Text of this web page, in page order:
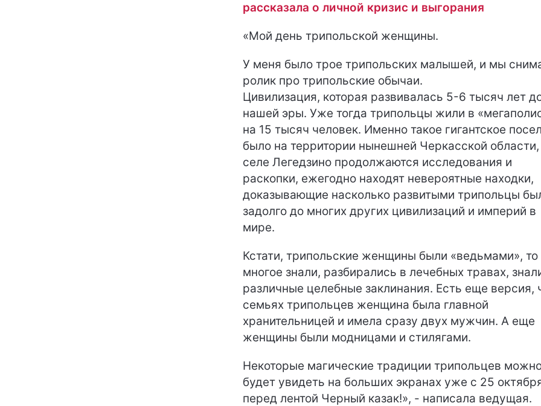
рассказала о личной кризис и выгорания
«Мой день трипольской женщины.
У меня было трое трипольских малышей, и мы
ролик про трипольские обычаи.
Цивилизация, которая развивалась 5-6 тысяч лет
нашей эры. Уже тогда трипольцы жили в
на 15 тысяч человек. Именно такое гигантское
было на территории нынешней Черкасской
селе Легедзино продолжаются исследования и
раскопки, ежегодно находят невероятные находки,
доказывающие насколько развитыми трипольцы
задолго до многих других цивилизаций и империй в
мире.
Кстати, трипольские женщины были «ведьмами», то
многое знали, разбирались в лечебных травах,
различные целебные заклинания. Есть еще версия,
семьях трипольцев женщина была главной
хранительницей и имела сразу двух мужчин. А еще
женщины были модницами и стилягами.
Некоторые магические традиции трипольцев
будет увидеть на больших экранах уже с 25
перед лентой Черный казак!», - написала ведущая.